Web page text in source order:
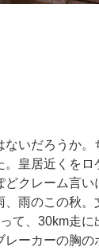
いだろうか
皇居近くをロ
クレーム言い
雨のこの秋。
て、30km走
ーカーの胸